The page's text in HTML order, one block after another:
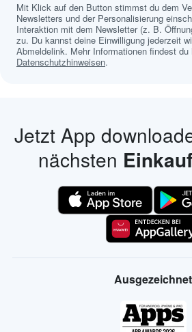
Mit Klick auf den Button stimmst du dem
Newsletters und der Personalisierung
Interaktion mit dem Newsletter (z. B.
zu. Du kannst deine Einwilligung jederzeit
Abmeldelink. Mehr Informationen findest du
Datenschutzhinweisen.
Jetzt App
nächsten
Ausgezeichnet